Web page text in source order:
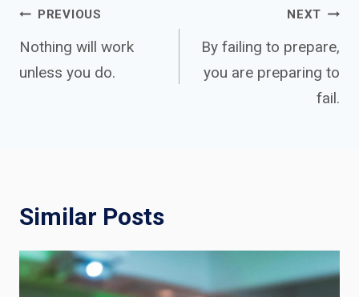
Post
navigation
PREVIOUS
Nothing will work
unless you do.
NEXT
By failing to prepare,
you are preparing to
fail.
Similar Posts